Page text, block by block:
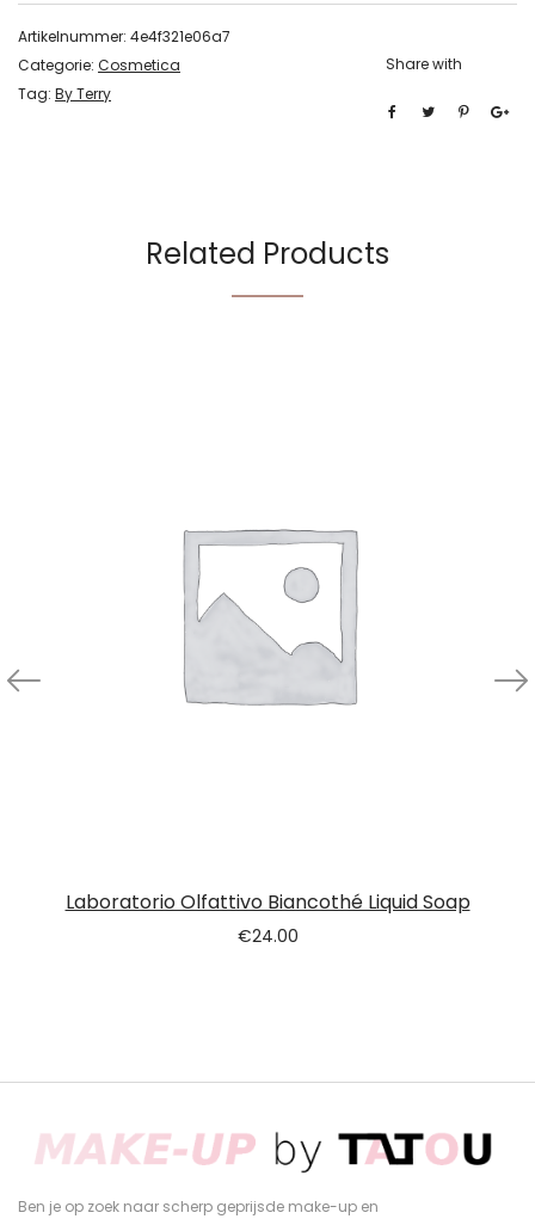
Artikelnummer: 4e4f321e06a7
Categorie: Cosmetica
Tag: By Terry
Share with
Related Products
Laboratorio Olfattivo Biancothé Liquid Soap
€24.00
Ben je op zoek naar scherp geprijsde make-up en